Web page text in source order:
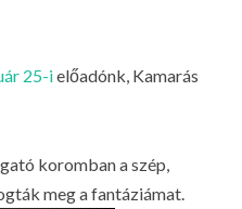
CS
G
O
25-ielőadónk, Kamarás
koromban a szép,
meg a fantáziámat.